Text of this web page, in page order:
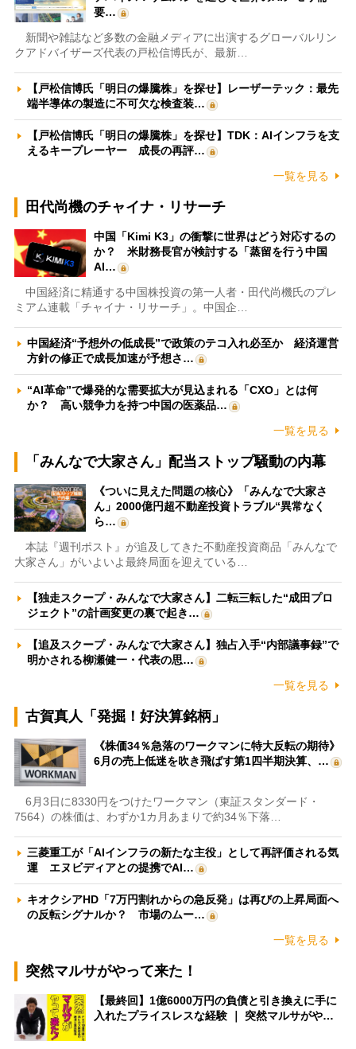
要…
新聞や雑誌など多数の金融メディアに出演するグローバルリン
クアドバイザーズ代表の戸松信博氏が、最新…
【戸松信博氏「明日の爆騰株」を探せ】レーザーテック：最先
端半導体の製造に不可欠な検査装…
【戸松信博氏「明日の爆騰株」を探せ】TDK：AIインフラを支
えるキープレーヤー 成長の再評…
一覧を見る
田代尚機のチャイナ・リサーチ
中国「Kimi K3」の衝撃に世界はどう対応するの
か？ 米財務長官が検討する「蒸留を行う中国
AI…
中国経済に精通する中国株投資の第一人者・田代尚機氏のプレ
ミアム連載「チャイナ・リサーチ」。中国企…
中国経済“予想外の低成長”で政策のテコ入れ必至か 経済運営
方針の修正で成長加速が予想さ…
“AI革命”で爆発的な需要拡大が見込まれる「CXO」とは何
か？ 高い競争力を持つ中国の医薬品…
一覧を見る
「みんなで大家さん」配当ストップ騒動の内幕
《ついに見えた問題の核心》「みんなで大家さ
ん」2000億円超不動産投資トラブル“異常なく
ら…
本誌『週刊ポスト』が追及してきた不動産投資商品「みんなで
大家さん」がいよいよ最終局面を迎えている…
【独走スクープ・みんなで大家さん】二転三転した“成田プロ
ジェクト”の計画変更の裏で起き…
【追及スクープ・みんなで大家さん】独占入手“内部議事録”で
明かされる柳瀬健一・代表の思…
一覧を見る
古賀真人「発掘！好決算銘柄」
《株価34％急落のワークマンに特大反転の期待》
6月の売上低迷を吹き飛ばす第1四半期決算、…
6月3日に8330円をつけたワークマン（東証スタンダード・
7564）の株価は、わずか1カ月あまりで約34％下落…
三菱重工が「AIインフラの新たな主役」として再評価される気
運 エヌビディアとの提携でAI…
キオクシアHD「7万円割れからの急反発」は再びの上昇局面へ
の反転シグナルか？ 市場のムー…
一覧を見る
突然マルサがやって来た！
【最終回】1億6000万円の負債と引き換えに手に
入れたプライスレスな経験 ｜ 突然マルサがや…